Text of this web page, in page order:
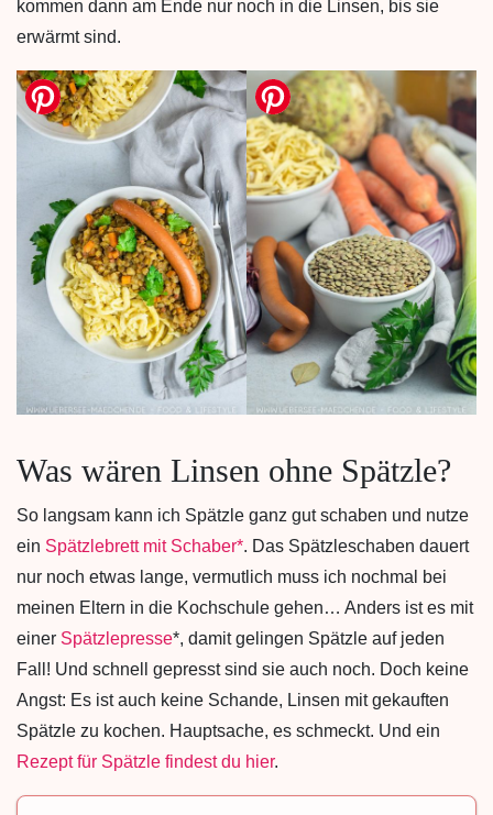
kommen dann am Ende nur noch in die Linsen, bis sie
erwärmt sind.
Was wären Linsen ohne Spätzle?
So langsam kann ich Spätzle ganz gut schaben und nutze
ein Spätzlebrett mit Schaber*. Das Spätzleschaben dauert
nur noch etwas lange, vermutlich muss ich nochmal bei
meinen Eltern in die Kochschule gehen… Anders ist es mit
einer Spätzlepresse*, damit gelingen Spätzle auf jeden
Fall! Und schnell gepresst sind sie auch noch. Doch keine
Angst: Es ist auch keine Schande, Linsen mit gekauften
Spätzle zu kochen. Hauptsache, es schmeckt. Und ein
Rezept für Spätzle findest du hier.